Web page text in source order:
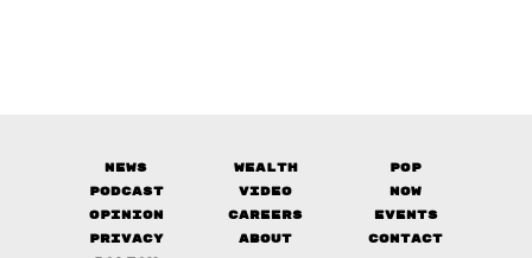
News Wealth
Pop
Podcast
Video
Now
Opinion
Careers
Events
Privacy
About Contact